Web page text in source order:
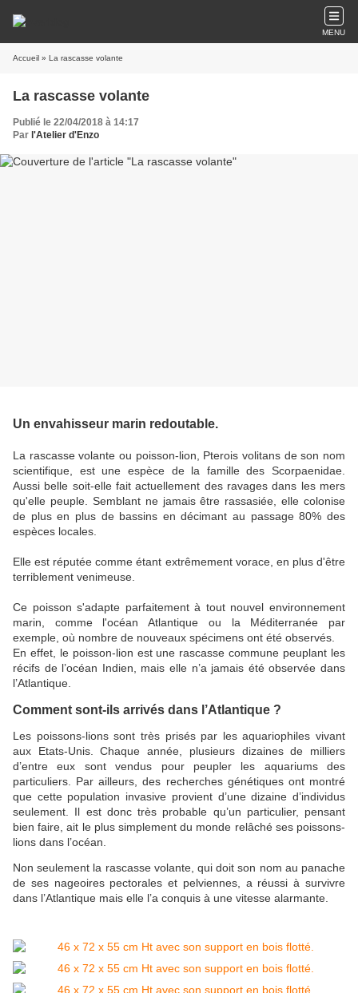
MENU
Accueil » La rascasse volante
La rascasse volante
Publié le 22/04/2018 à 14:17
Par l'Atelier d'Enzo
Un envahisseur marin redoutable.
La rascasse volante ou poisson-lion, Pterois volitans de son nom
scientifique, est une espèce de la famille des Scorpaenidae.
Aussi belle soit-elle fait actuellement des ravages dans les mers
qu'elle peuple. Semblant ne jamais être rassasiée, elle colonise
de plus en plus de bassins en décimant au passage 80% des
espèces locales.
Elle est réputée comme étant extrêmement vorace, en plus d'être
terriblement venimeuse.
Ce poisson s'adapte parfaitement à tout nouvel environnement
marin, comme l'océan Atlantique ou la Méditerranée par
exemple, où nombre de nouveaux spécimens ont été observés.
En effet, le poisson-lion est une rascasse commune peuplant les
récifs de l’océan Indien, mais elle n’a jamais été observée dans
l’Atlantique.
Comment sont-ils arrivés dans l’Atlantique ?
Les poissons-lions sont très prisés par les aquariophiles vivant
aux Etats-Unis. Chaque année, plusieurs dizaines de milliers
d’entre eux sont vendus pour peupler les aquariums des
particuliers. Par ailleurs, des recherches génétiques ont montré
que cette population invasive provient d’une dizaine d’individus
seulement. Il est donc très probable qu’un particulier, pensant
bien faire, ait le plus simplement du monde relâché ses poissons-
lions dans l’océan.
Non seulement la rascasse volante, qui doit son nom au panache
de ses nageoires pectorales et pelviennes, a réussi à survivre
dans l’Atlantique mais elle l’a conquis à une vitesse alarmante.